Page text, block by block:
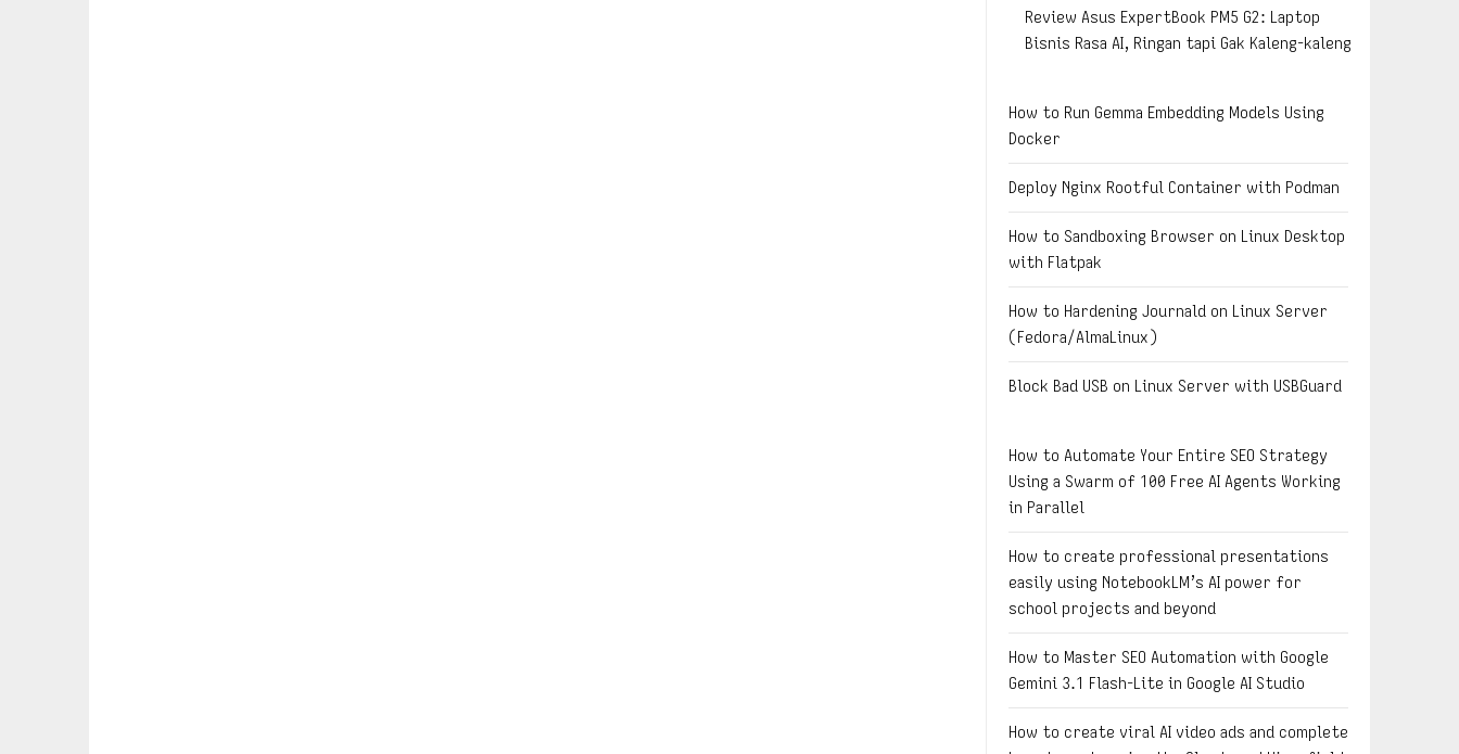
Review Asus ExpertBook PM5 G2: Laptop
Bisnis Rasa AI, Ringan tapi Gak Kaleng-kaleng
How to Run Gemma Embedding Models Using
Docker
Deploy Nginx Rootful Container with Podman
How to Sandboxing Browser on Linux Desktop
with Flatpak
How to Hardening Journald on Linux Server
(Fedora/AlmaLinux)
Block Bad USB on Linux Server with USBGuard
How to Automate Your Entire SEO Strategy
Using a Swarm of 100 Free AI Agents Working
in Parallel
How to create professional presentations
easily using NotebookLM’s AI power for
school projects and beyond
How to Master SEO Automation with Google
Gemini 3.1 Flash-Lite in Google AI Studio
How to create viral AI video ads and complete